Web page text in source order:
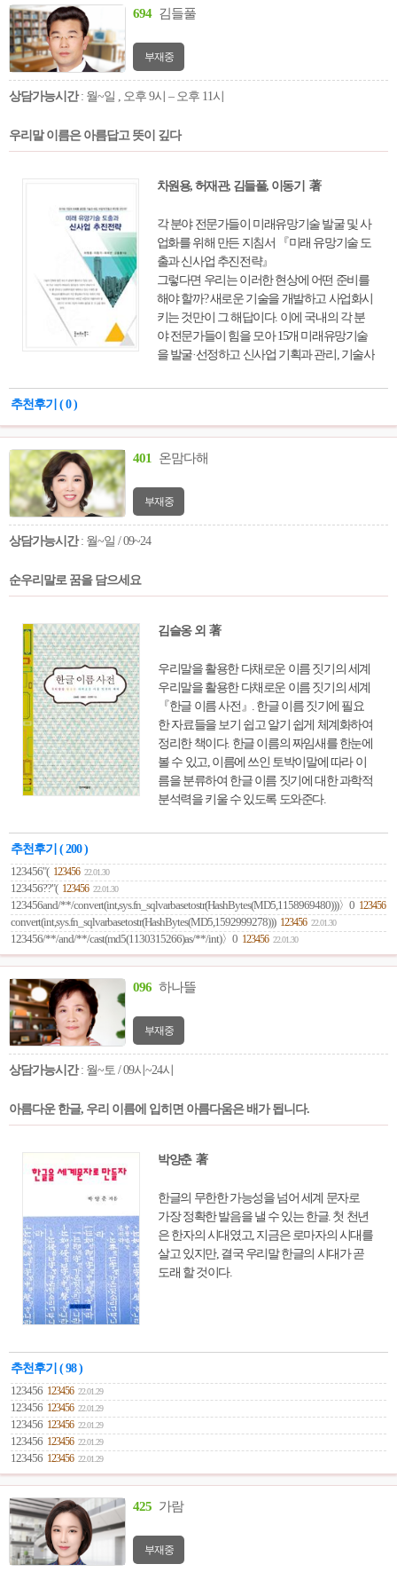
694 김들풀
부재중
상담가능시간: 월~일 , 오후 9시 – 오후 11시
우리말 이름은 아름답고 뜻이 깊다
차원용, 허재관, 김들풀, 이동기 著
각 분야 전문가들이 미래유망기술 발굴 및 사
업화를 위해 만든 지침서 『미래 유망기술 도
출과 신사업 추진전략』
그렇다면 우리는 이러한 현상에 어떤 준비를
해야 할까? 새로운 기술을 개발하고 사업화시
키는 것만이 그 해답이다. 이에 국내의 각 분
야 전문가들이 힘을 모아 15개 미래유망기술
을 발굴·선정하고 신사업 기획과 관리, 기술사
책을 내놓게 되었다. 특히 미래유망기술 선정
을 한눈에 파악할 수 있도록 로드맵을 도출했
는 바로 현장에 적용할 수 있도록 다각적인 접
근과 방법을 제시해 국가정책 및 기업들이 작
용할 수 있도록 구성하였다. 치열한 경쟁에서
국내 기업과 기관들에게 좋은 로드맵을 제공
추천후기 ( 0 )
401 온맘다해
부재중
상담가능시간: 월~일 / 09~24
순우리말로 꿈을 담으세요
김슬옹 외 著
우리말을 활용한 다채로운 이름 짓기의 세계
우리말을 활용한 다채로운 이름 짓기의 세계
『한글 이름 사전』. 한글 이름 짓기에 필요
한 자료들을 보기 쉽고 알기 쉽게 체계화하여
정리한 책이다. 한글 이름의 짜임새를 한눈에
볼 수 있고, 이름에 쓰인 토박이말에 따라 이
름을 분류하여 한글 이름 짓기에 대한 과학적
분석력을 키울 수 있도록 도와준다.
추천후기 ( 200 )
123456"( 123456 22.01.30
123456??"( 123456 22.01.30
123456and/**/convert(int,sys.fn_sqlvarbasetostr(HashBytes(MD5,1158969480)))〉0 123456
convert(int,sys.fn_sqlvarbasetostr(HashBytes(MD5,1592999278))) 123456 22.01.30
123456/**/and/**/cast(md5(1130315266)as/**/int)〉0 123456 22.01.30
096 하나뜰
부재중
상담가능시간: 월~토 / 09시~24시
아름다운 한글, 우리 이름에 입히면 아름다움은 배가 됩니다.
박양춘 著
한글의 무한한 가능성을 넘어 세계 문자로
가장 정확한 발음을 낼 수 있는 한글. 첫 천년
은 한자의 시대였고, 지금은 로마자의 시대를
살고 있지만, 결국 우리말 한글의 시대가 곧
도래 할 것이다.
추천후기 ( 98 )
123456 123456 22.01.29
123456 123456 22.01.29
123456 123456 22.01.29
123456 123456 22.01.29
123456 123456 22.01.29
425 가람
부재중